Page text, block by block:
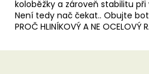
koloběžky a zároveň stabilitu
Není tedy nač čekat.. Obujte
PROČ HLINÍKOVÝ A NE OCELOVÝ